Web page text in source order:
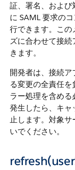
証、署名、およ
に SAML 要求の
行できます。こ
ズに合わせて接
きます。
開発者は、接続
る変更の全責任
ラー処理を含め
発生したら、キ
止します。対象
いでください。